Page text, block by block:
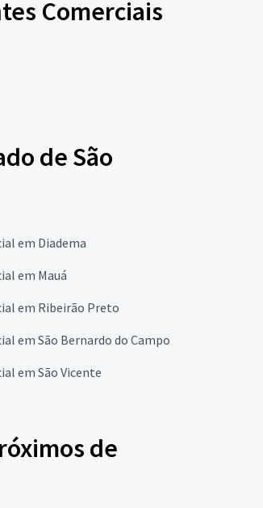
Comerciais
de São
em Diadema
em Mauá
em Ribeirão Preto
em São Bernardo do Campo
em São Vicente
de